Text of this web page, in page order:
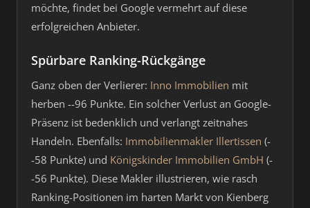
möchte, findet bei Google vermehrt auf diese
erfolgreichen Anbieter.
Spürbare Ranking-Rückgänge
Ganz oben der Verlierer: Inno Immobilien mit
herben --96 Punkte. Ein solcher Verlust an Google-
Präsenz ist bedenklich und verlangt zeitnahes
Handeln. Ebenfalls: Immobilienmakler Illertissen (-
-58 Punkte) und Königskinder Immobilien GmbH (-
-56 Punkte). Diese Makler illustrieren, wie rasch
Ranking-Positionen im harten Markt von Kienberg